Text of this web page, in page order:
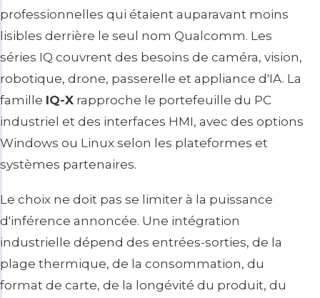
professionnelles qui étaient auparavant moins
lisibles derrière le seul nom Qualcomm. Les
séries IQ couvrent des besoins de caméra, vision,
robotique, drone, passerelle et appliance d'IA. La
famille IQ-X rapproche le portefeuille du PC
industriel et des interfaces HMI, avec des options
Windows ou Linux selon les plateformes et
systèmes partenaires.
Le choix ne doit pas se limiter à la puissance
d'inférence annoncée. Une intégration
industrielle dépend des entrées-sorties, de la
plage thermique, de la consommation, du
format de carte, de la longévité du produit, du